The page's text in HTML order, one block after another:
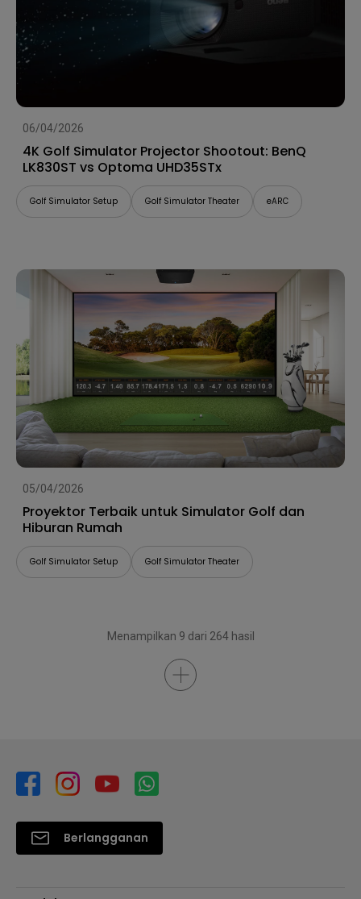
06/04/2026
4K Golf Simulator Projector Shootout: BenQ
LK830ST vs Optoma UHD35STx
Golf Simulator Setup Golf Simulator Theater eARC
05/04/2026
Proyektor Terbaik untuk Simulator Golf dan
Hiburan Rumah
Golf Simulator Setup Golf Simulator Theater
Menampilkan 9 dari 264 hasil
Berlangganan